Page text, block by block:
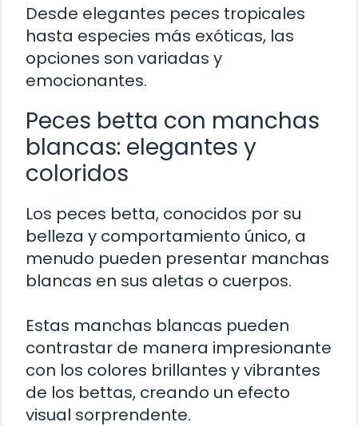
Desde elegantes peces tropicales
hasta especies más exóticas, las
opciones son variadas y
emocionantes.
Peces betta con manchas
blancas: elegantes y
coloridos
Los peces betta, conocidos por su
belleza y comportamiento único, a
menudo pueden presentar manchas
blancas en sus aletas o cuerpos.
Estas manchas blancas pueden
contrastar de manera impresionante
con los colores brillantes y vibrantes
de los bettas, creando un efecto
visual sorprendente.